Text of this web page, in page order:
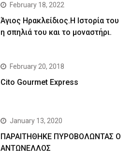
February 18, 2022
Άγιος Ηρακλείδιος.Η Ιστορία του
η σπηλιά του και το μοναστήρι.
February 20, 2018
Cito Gourmet Express
January 13, 2020
ΠΑΡΑΙΤΗΘΗΚΕ ΠΥΡΟΒΟΛΩΝΤΑΣ Ο
ΑΝΤΩΝΕΛΛΟΣ